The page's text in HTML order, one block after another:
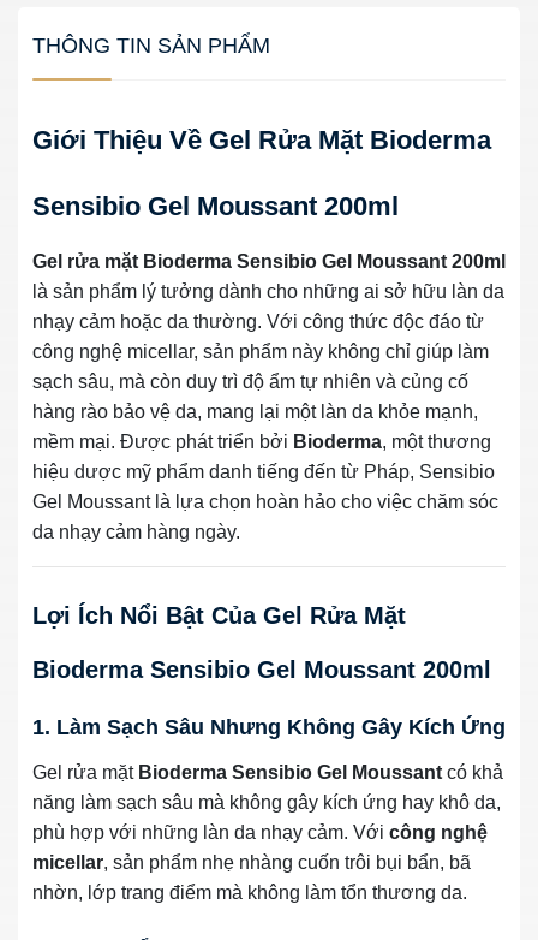
THÔNG TIN SẢN PHẨM
Giới Thiệu Về Gel Rửa Mặt Bioderma
Sensibio Gel Moussant 200ml
Gel rửa mặt Bioderma Sensibio Gel Moussant 200ml
là sản phẩm lý tưởng dành cho những ai sở hữu làn da
nhạy cảm hoặc da thường. Với công thức độc đáo từ
công nghệ micellar, sản phẩm này không chỉ giúp làm
sạch sâu, mà còn duy trì độ ẩm tự nhiên và củng cố
hàng rào bảo vệ da, mang lại một làn da khỏe mạnh,
mềm mại. Được phát triển bởi Bioderma, một thương
hiệu dược mỹ phẩm danh tiếng đến từ Pháp, Sensibio
Gel Moussant là lựa chọn hoàn hảo cho việc chăm sóc
da nhạy cảm hàng ngày.
Lợi Ích Nổi Bật Của Gel Rửa Mặt
Bioderma Sensibio Gel Moussant 200ml
1. Làm Sạch Sâu Nhưng Không Gây Kích Ứng
Gel rửa mặt Bioderma Sensibio Gel Moussant có khả
năng làm sạch sâu mà không gây kích ứng hay khô da,
phù hợp với những làn da nhạy cảm. Với công nghệ
micellar, sản phẩm nhẹ nhàng cuốn trôi bụi bẩn, bã
nhờn, lớp trang điểm mà không làm tổn thương da.